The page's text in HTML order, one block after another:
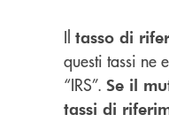
Il tasso di
questi tassi ne
“IRS”. Se il
tassi di